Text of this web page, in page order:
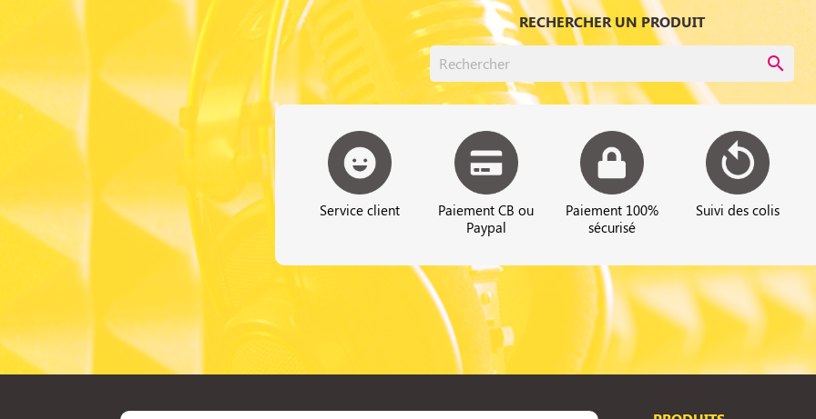
RECHERCHER UN PRODUIT
search
Service client
Paiement CB ou
Paypal
Paiement 100%
sécurisé
Suivi des colis